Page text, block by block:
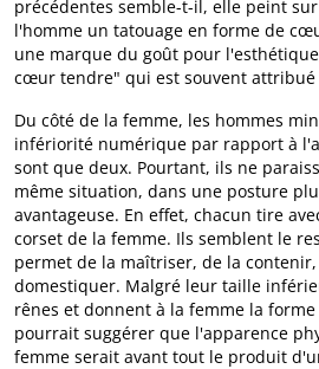
précédentes semble-t-il, elle peint
l'homme un tatouage en forme de
une marque du goût pour
cœur tendre" qui est souvent attribué
Du côté de la femme, les hommes
infériorité numérique par rapport à
sont que deux. Pourtant, ils ne
même situation, dans une posture
avantageuse. En effet, chacun tire
corset de la femme. Ils semblent le
permet de la maîtriser, de la
domestiquer. Malgré leur taille
rênes et donnent à la femme la
pourrait suggérer que l'apparence
femme serait avant tout le produit